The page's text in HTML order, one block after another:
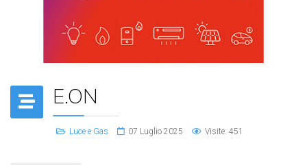
E.ON
Luce e Gas 07 Luglio 2025 Visite: 451